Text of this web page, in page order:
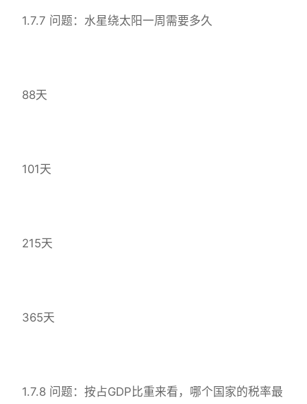
1.7.7 问题：水星绕太阳一周需要多久
88天
101天
215天
365天
1.7.8 问题：按占GDP比重来看，哪个国家的税率最